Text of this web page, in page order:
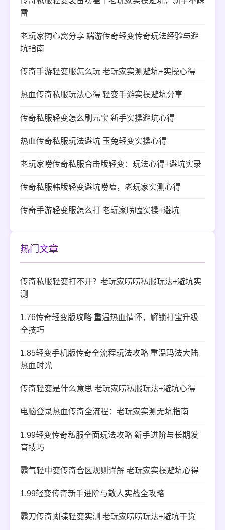
雷
老玩家掏心窝分享 端游传奇轻变传奇玩法经验与避
坑指南
传奇手游轻变服怎么玩 老玩家实测避坑+实操心得
热血传奇私服玩法心得 轻变手游实操避坑分享
传奇私服轻变怎么刷元宝 新手实操避坑心得
热血传奇私服玩法避坑 玉兔轻变实操心得
老玩家唠传奇私服合击版轻变：玩法心得+避坑实录
传奇私服韩版轻变避坑唠嗑，老玩家实测心得
传奇手游轻变服怎么打 老玩家唠嗑实操+避坑
热门文章
传奇私服轻变打不开？老玩家唠唠私服玩法+避坑实
测
1.76传奇轻变版攻略 重温热血情怀，解锁打宝升级
全技巧
1.85轻变手机版传奇全流程玩法攻略 重温玛法大陆
热血时光
传奇轻变是什么意思 老玩家唠私服玩法+避坑心得
电脑登录热血传奇全流程：老玩家实测无坑指南
1.99轻变传奇私服全面玩法攻略 新手进阶与长期发
育技巧
霸气轻中变传奇合区规则详解 老玩家实操避坑心得
1.99轻变传奇新手进阶与散人实战全攻略
霸刀传奇蝴蝶轻变实测 老玩家唠唠玩法+避坑干货